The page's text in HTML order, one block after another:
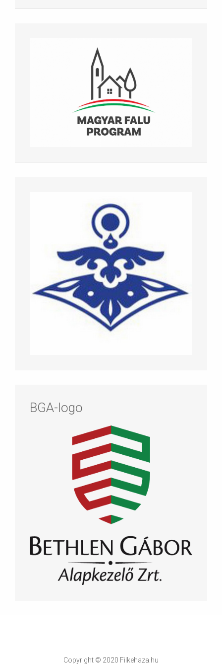
BGA-logo
Copyright © 2020 Filkehaza.hu